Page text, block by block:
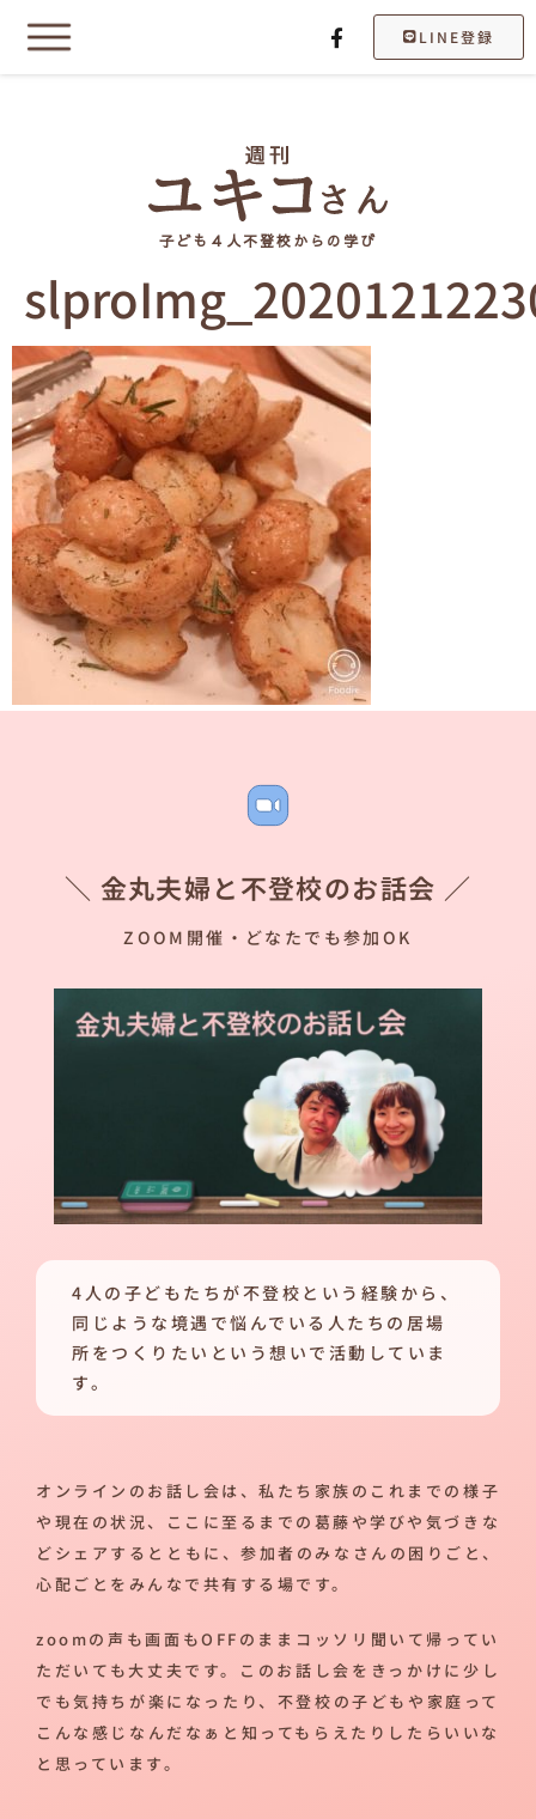
LINE登録
子ども４人不登校からの学び
＼ 金丸夫婦と不登校のお話会 ／
ZOOM開催・どなたでも参加OK
4人の子どもたちが不登校という経験から、
同じような境遇で悩んでいる人たちの居場
所をつくりたいという想いで活動していま
す。
オンラインのお話し会は、私たち家族のこれまでの様子
や現在の状況、ここに至るまでの葛藤や学びや気づきな
どシェアするとともに、参加者のみなさんの困りごと、
心配ごとをみんなで共有する場です。
zoomの声も画面もOFFのままコッソリ聞いて帰ってい
ただいても大丈夫です。このお話し会をきっかけに少し
でも気持ちが楽になったり、不登校の子どもや家庭って
こんな感じなんだなぁと知ってもらえたりしたらいいな
と思っています。